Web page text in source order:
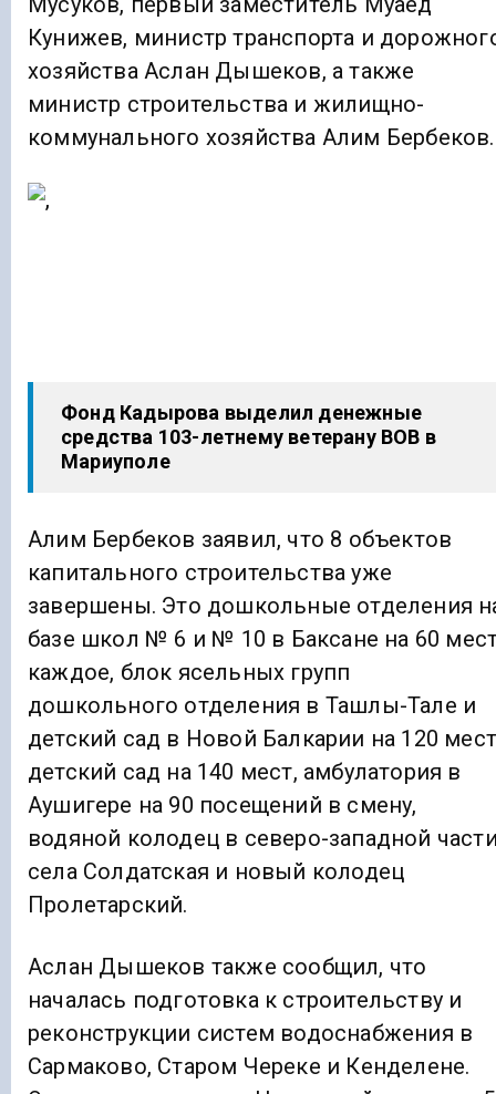
Кунижев, министр транспорта и
хозяйства Аслан Дышеков, а также
министр строительства и жилищно-
коммунального хозяйства Алим Бербеков.
Фонд Кадырова выделил денежные
средства 103-летнему ветерану ВОВ в
Мариуполе
Алим Бербеков заявил, что 8 объектов
капитального строительства уже
завершены. Это дошкольные отделения
базе школ № 6 и № 10 в Баксане на 60
каждое, блок ясельных групп
дошкольного отделения в Ташлы-Тале и
детский сад в Новой Балкарии на 120
детский сад на 140 мест, амбулатория в
Аушигере на 90 посещений в смену,
водяной колодец в северо-западной
села Солдатская и новый колодец
Пролетарский.
Аслан Дышеков также сообщил, что
началась подготовка к строительству и
реконструкции систем водоснабжения в
Сармаково, Старом Череке и Кенделене.